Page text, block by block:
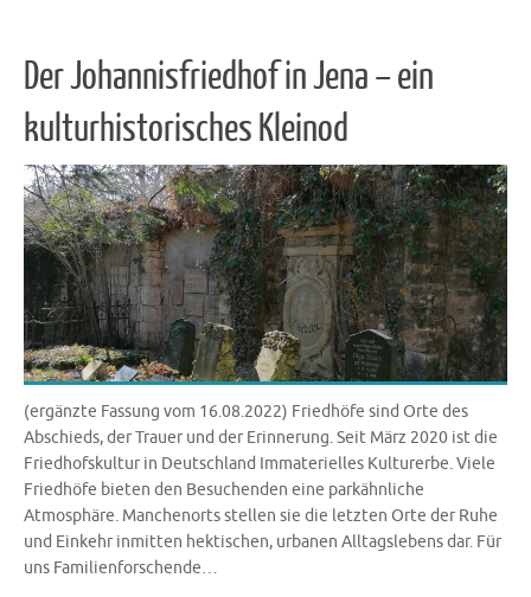
Der Johannisfriedhof in Jena – ein
kulturhistorisches Kleinod
(ergänzte Fassung vom 16.08.2022) Friedhöfe sind Orte des
Abschieds, der Trauer und der Erinnerung. Seit März 2020 ist die
Friedhofskultur in Deutschland Immaterielles Kulturerbe. Viele
Friedhöfe bieten den Besuchenden eine parkähnliche
Atmosphäre. Manchenorts stellen sie die letzten Orte der Ruhe
und Einkehr inmitten hektischen, urbanen Alltagslebens dar. Für
uns Familienforschende…